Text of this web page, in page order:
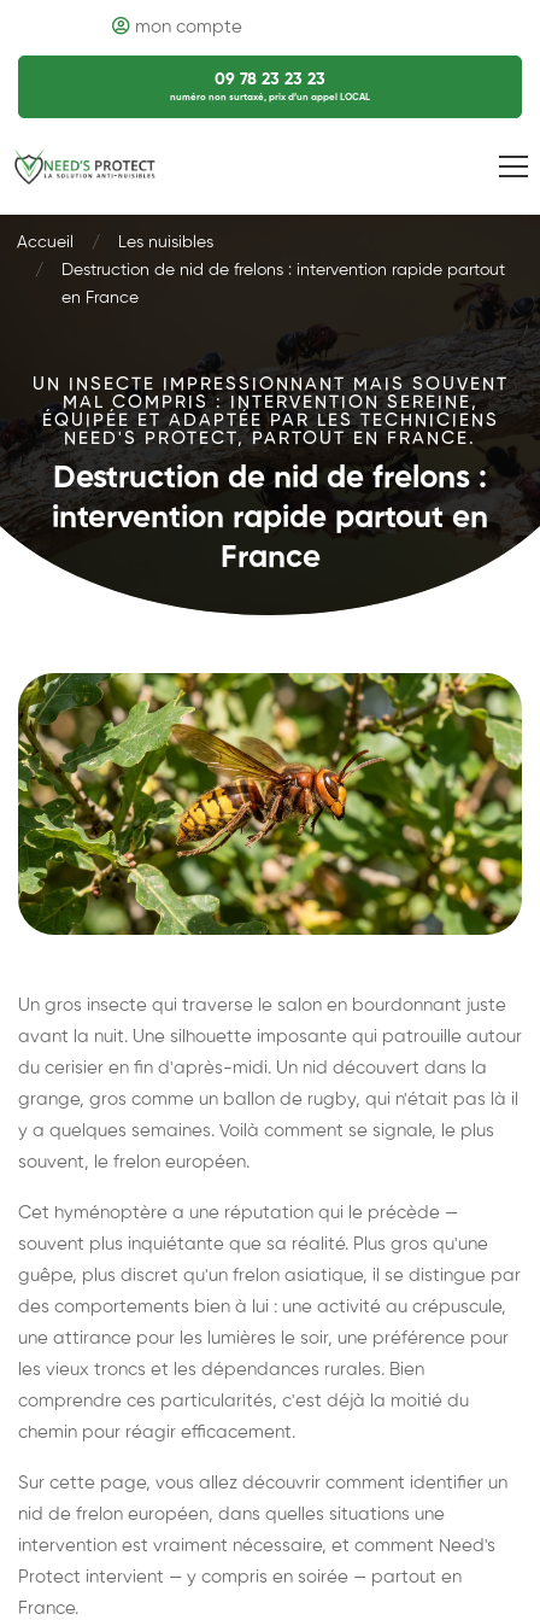
mon compte
09 78 23 23 23
numéro non surtaxé, prix d’un appel LOCAL
Accueil
Les nuisibles
Destruction de nid de frelons : intervention rapide partout
en France
UN INSECTE IMPRESSIONNANT MAIS SOUVENT
MAL COMPRIS : INTERVENTION SEREINE,
ÉQUIPÉE ET ADAPTÉE PAR LES TECHNICIENS
NEED'S PROTECT, PARTOUT EN FRANCE.
Destruction de nid de frelons :
intervention rapide partout en
France
Un gros insecte qui traverse le salon en bourdonnant juste
avant la nuit. Une silhouette imposante qui patrouille autour
du cerisier en fin d'après-midi. Un nid découvert dans la
grange, gros comme un ballon de rugby, qui n'était pas là il
y a quelques semaines. Voilà comment se signale, le plus
souvent, le frelon européen.
Cet hyménoptère a une réputation qui le précède —
souvent plus inquiétante que sa réalité. Plus gros qu'une
guêpe, plus discret qu'un frelon asiatique, il se distingue par
des comportements bien à lui : une activité au crépuscule,
une attirance pour les lumières le soir, une préférence pour
les vieux troncs et les dépendances rurales. Bien
comprendre ces particularités, c'est déjà la moitié du
chemin pour réagir efficacement.
Sur cette page, vous allez découvrir comment identifier un
nid de frelon européen, dans quelles situations une
intervention est vraiment nécessaire, et comment Need's
Protect intervient — y compris en soirée — partout en
France.